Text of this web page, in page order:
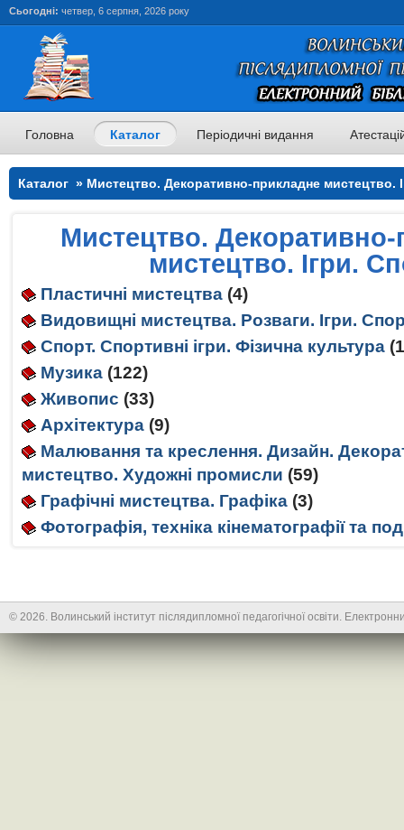
Сьогодні: четвер, 6 серпня, 2026 року
Головна Каталог Періодичні видання
Каталог » Мистецтво. Декоративно-прикладне мистецтво.
Мистецтво.
мистецтво. Ігри.
Пластичні мистецтва (4)
Видовищні мистецтва. Розваги. Ігри.
Спорт. Спортивні ігри. Фізична культура
Музика (122)
Живопис (33)
Архітектура (9)
Малювання та креслення. Дизайн.
мистецтво. Художні промисли (59)
Графічні мистецтва. Графіка (3)
Фотографія, техніка кінематографії та
© 2026. Волинський інститут післядипломної педагогічної освіти.